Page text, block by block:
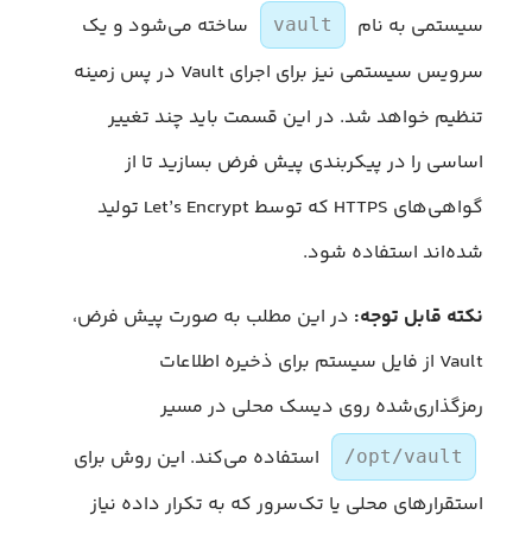
سیستمی به نام
vault
ساخته می‌شود و یک
سرویس سیستمی نیز برای اجرای Vault در پس زمینه
تنظیم خواهد شد. در این قسمت باید چند تغییر
اساسی را در پیکربندی پیش فرض بسازید تا از
گواهی‌های HTTPS که توسط Let’s Encrypt تولید
شده‌اند استفاده شود.
نکته قابل توجه: در این مطلب به صورت پیش فرض،
Vault از فایل سیستم برای ذخیره اطلاعات
رمزگذاری‌شده روی دیسک محلی در مسیر
/opt/vault
استفاده می‌کند. این روش برای
استقرارهای محلی یا تک‌سرور که به تکرار داده نیاز